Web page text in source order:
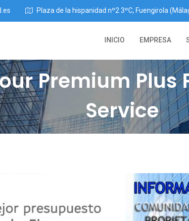
Plaza de la hispanidad nº2 3ºC, Fuengirola
INICIO EMPRESA
Premium
Service